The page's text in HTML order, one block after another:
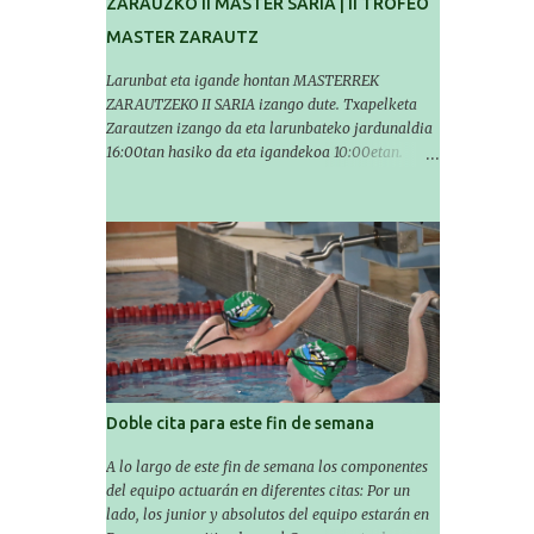
MASTER ZARAUTZ
Larunbat eta igande hontan MASTERREK
ZARAUTZEKO II SARIA izango dute. Txapelketa
Zarautzen izango da eta larunbateko jardunaldia
16:00tan hasiko da eta igandekoa 10:00etan.
kiroldegia). SERIEAK
###################################
# Este sábado y domingo los MASTERS tendrán el
II TROFEO MASTER DE ZARAUTZ. La competición
se celebrará en Zarautz a las 16:00 la jornada del
sabado y a las 10:00 la del domingo. Los/las
nadadores/as tendrán que estar en la piscina a las
14:30 el sabado y a las 8:30 el domingo
(polideportivo Aritzbatalde). SERIES
Doble cita para este fin de semana
A lo largo de este fin de semana los componentes
del equipo actuarán en diferentes citas: Por un
lado, los junior y absolutos del equipo estarán en